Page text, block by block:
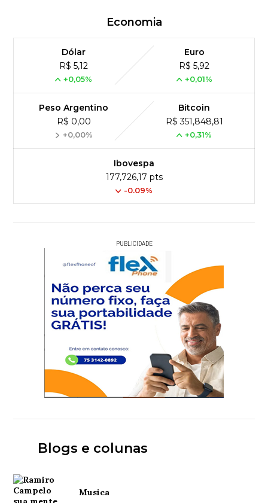
Economia
Dólar
R$ 5,12
+0,05%
Euro
R$ 5,92
+0,01%
Peso Argentino
R$ 0,00
+0,00%
Bitcoin
R$ 351,848,81
+0,31%
Ibovespa
177,726,17 pts
-0.09%
PUBLICIDADE
Blogs e colunas
Musica